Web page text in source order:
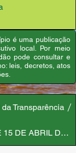
é uma publicação
local. Por meio
pode consultar e
leis, decretos, atos
da Transparência
DE ABRIL DE